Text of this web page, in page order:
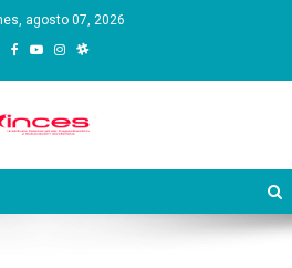
agosto 07, 2026
Nacional de
y Educación